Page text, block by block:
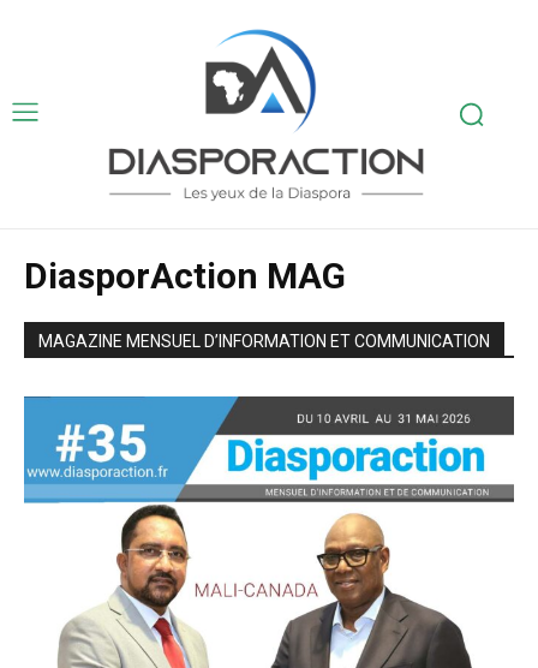
DiasporAction MAG
MAGAZINE MENSUEL D’INFORMATION ET COMMUNICATION